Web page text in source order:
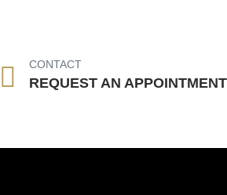
CONTACT
REQUEST AN APPOINTMENT